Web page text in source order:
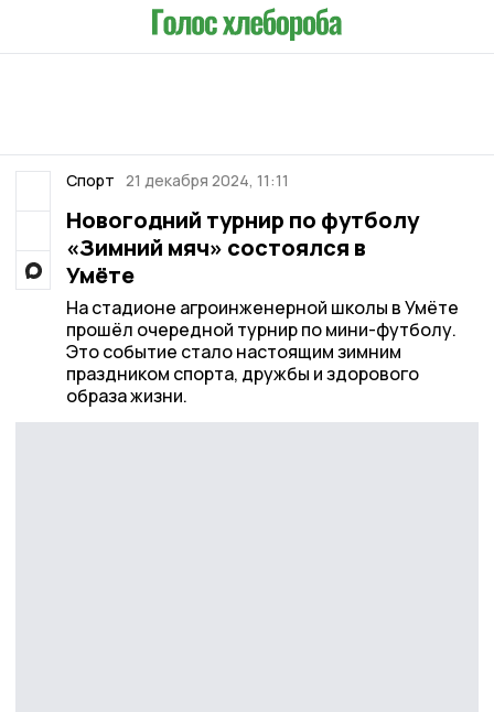
Спорт 21 декабря 2024, 11:11
Новогодний турнир по футболу
«Зимний мяч» состоялся в
Умёте
На стадионе агроинженерной школы в Умёте
прошёл очередной турнир по мини-футболу.
Это событие стало настоящим зимним
праздником спорта, дружбы и здорового
образа жизни.